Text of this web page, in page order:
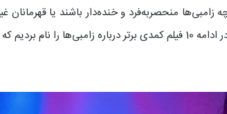
منحصربه‌فرد و خنده‌دار باشند یا قهرمانان
که در میان